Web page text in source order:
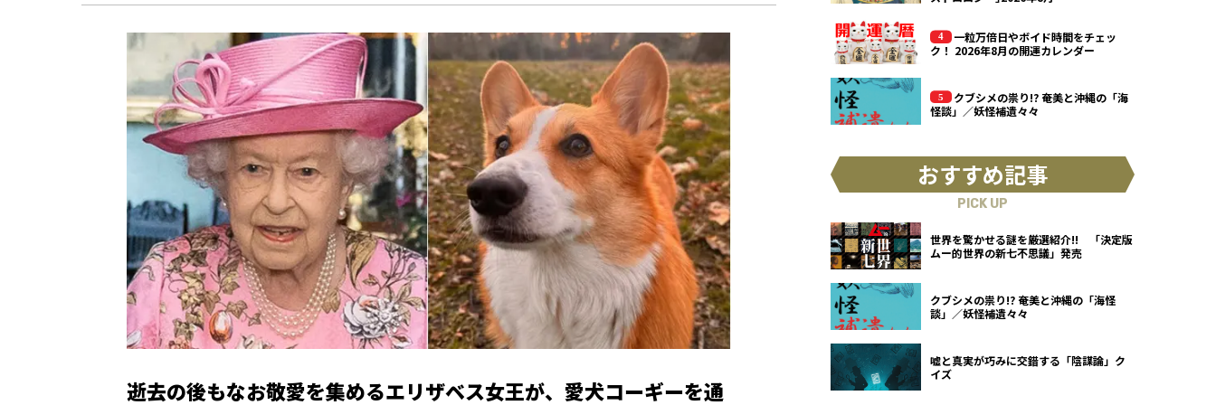
逝去の後もなお敬愛を集めるエリザベス女王が、愛犬コーギーを通
一粒万倍日やボイド時間をチェッ
ク！ 2026年8月の開運カレンダー
クブシメの祟り!? 奄美と沖縄の「海
怪談」／妖怪補遺々々
おすすめ記事
PICK UP
世界を驚かせる謎を厳選紹介!! 「決定版
ムー的世界の新七不思議」発売
クブシメの祟り!? 奄美と沖縄の「海怪
談」／妖怪補遺々々
嘘と真実が巧みに交錯する「陰謀論」ク
イズ